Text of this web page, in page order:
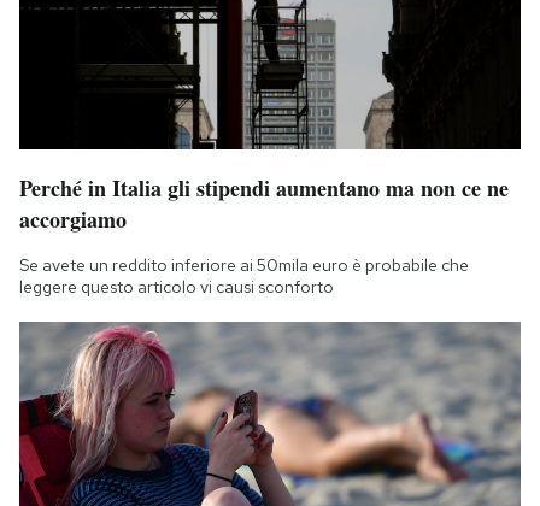
Perché in Italia gli stipendi aumentano ma non ce ne
accorgiamo
Se avete un reddito inferiore ai 50mila euro è probabile che
leggere questo articolo vi causi sconforto